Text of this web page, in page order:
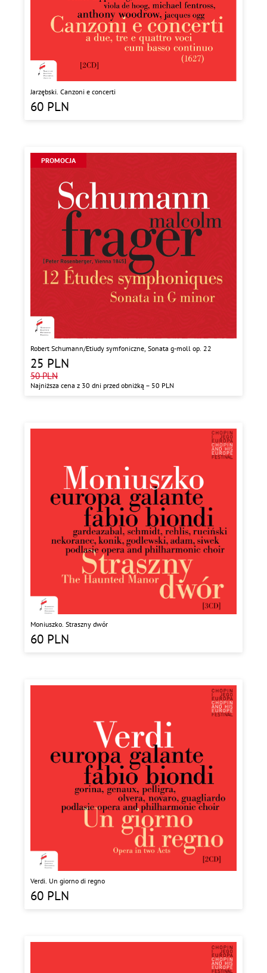
Jarzębski. Canzoni e concerti
60 PLN
PROMOCJA
Robert Schumann/Etiudy symfoniczne, Sonata g-moll op. 22
25 PLN
50 PLN
Najniższa cena z 30 dni przed obniżką – 50 PLN
Moniuszko. Straszny dwór
60 PLN
Verdi. Un giorno di regno
60 PLN